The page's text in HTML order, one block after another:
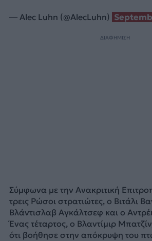
— Alec Luhn (@AlecLuhn)
ΔΙΑΦΗΜΙΣΗ
Σύμφωνα με την Ανακριτική
τρεις Ρώσοι στρατιώτες, ο Βιτάλι
Βλάντισλαβ Αγκάλτσεφ και ο
Ένας τέταρτος, ο Βλαντίμιρ
ότι βοήθησε στην απόκρυψη του